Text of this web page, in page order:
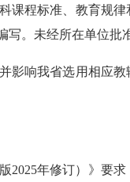
程标准、教育规律
。未经所在单位批
响我省选用相应教
年修订）》要